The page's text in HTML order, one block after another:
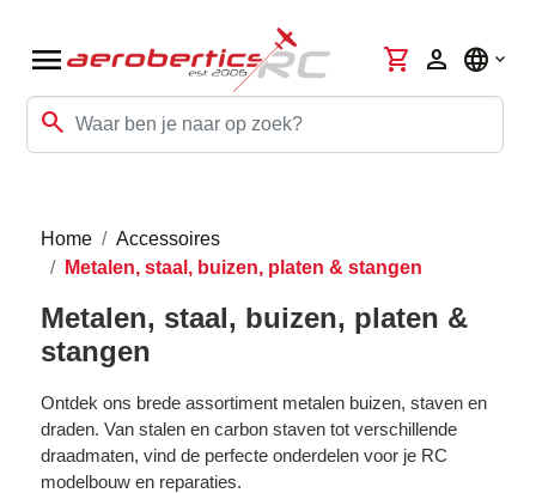
menu
search
shopping_cart person language
Home
Accessoires
Metalen, staal, buizen, platen & stangen
Metalen, staal, buizen, platen &
stangen
Ontdek ons brede assortiment metalen buizen, staven en
draden. Van stalen en carbon staven tot verschillende
draadmaten, vind de perfecte onderdelen voor je RC
modelbouw en reparaties.